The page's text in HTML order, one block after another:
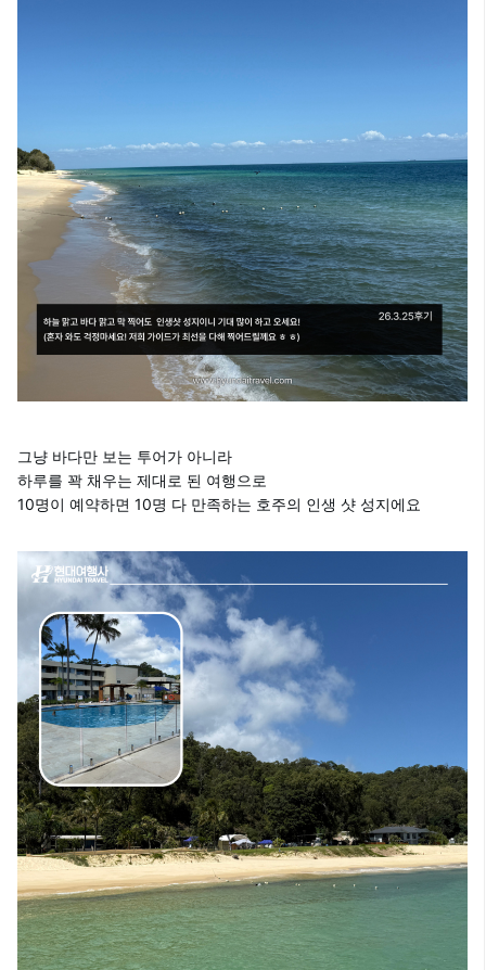
그냥 바다만 보는 투어가 아니라
하루를 꽉 채우는 제대로 된 여행으로
10명이 예약하면 10명 다 만족하는 호주의 인생 샷 성지에요